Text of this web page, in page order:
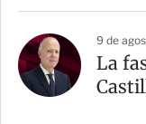
9 de
La